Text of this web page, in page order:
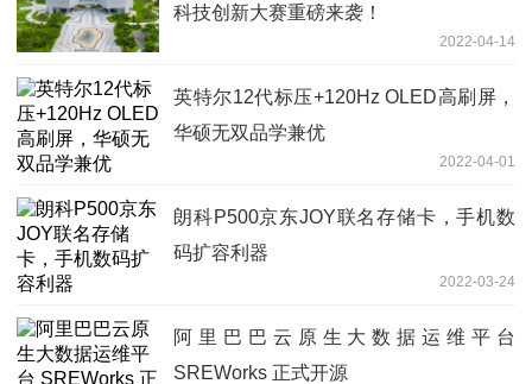
科技创新大赛重磅来袭！
2022-04-14
英特尔12代标压+120Hz OLED高刷屏，
华硕无双品学兼优
2022-04-01
朗科P500京东JOY联名存储卡，手机数
码扩容利器
2022-03-24
阿里巴巴云原生大数据运维平台
SREWorks 正式开源